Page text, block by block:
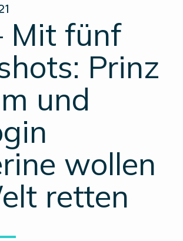
Mit fünf
Prinz
und
wollen
retten